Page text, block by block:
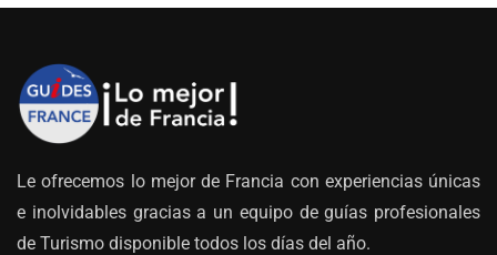
Le ofrecemos lo mejor de Francia con experiencias únicas
e inolvidables gracias a un equipo de guías profesionales
de Turismo disponible todos los días del año.